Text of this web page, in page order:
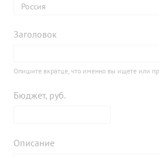
Заголовок
Опишите вкратце, что именно вы ищете или
Бюджет, руб.
Описание